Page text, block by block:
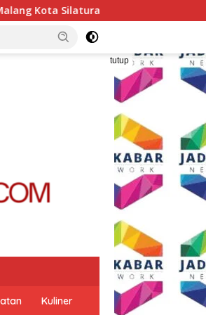
Perkuat Sinergi Ulama dan Polri
tutup
Kuliner